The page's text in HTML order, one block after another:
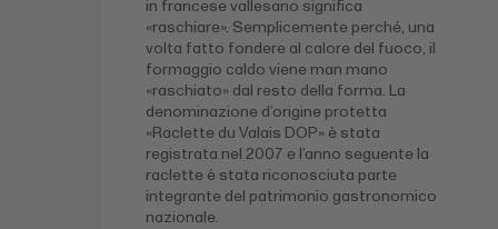
in francese vallesano significa
«raschiare». Semplicemente perché, una
volta fatto fondere al calore del fuoco, il
formaggio caldo viene man mano
«raschiato» dal resto della forma. La
denominazione d’origine protetta
«Raclette du Valais DOP» è stata
registrata nel 2007 e l’anno seguente la
raclette è stata riconosciuta parte
integrante del patrimonio gastronomico
nazionale.